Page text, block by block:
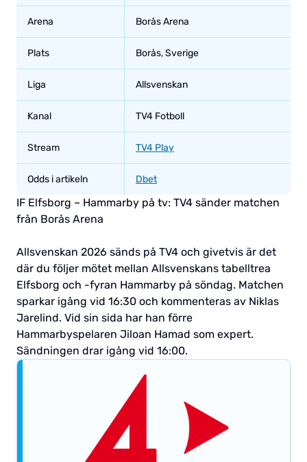
Arena Borås Arena
Plats Borås, Sverige
Liga Allsvenskan
Kanal TV4 Fotboll
Stream TV4 Play
Odds i artikeln Dbet
IF Elfsborg – Hammarby på tv: TV4 sänder matchen
från Borås Arena
Allsvenskan 2026 sänds på TV4 och givetvis är det
där du följer mötet mellan Allsvenskans tabelltrea
Elfsborg och -fyran Hammarby på söndag. Matchen
sparkar igång vid 16:30 och kommenteras av Niklas
Jarelind. Vid sin sida har han förre
Hammarbyspelaren Jiloan Hamad som expert.
Sändningen drar igång vid 16:00.